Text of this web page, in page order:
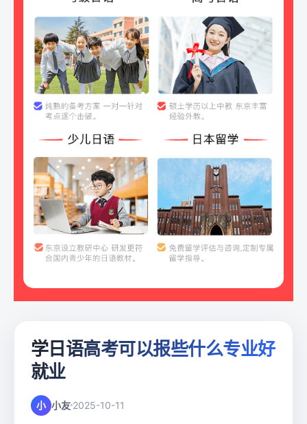
学日语高考可以报些什么专业好
就业
小 小友 2025-10-11